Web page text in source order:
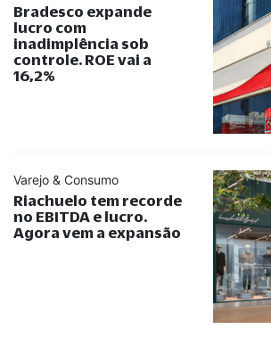
Bradesco expande
lucro com
inadimplência sob
controle. ROE vai a
16,2%
Varejo & Consumo
Riachuelo tem recorde
no EBITDA e lucro.
Agora vem a expansão